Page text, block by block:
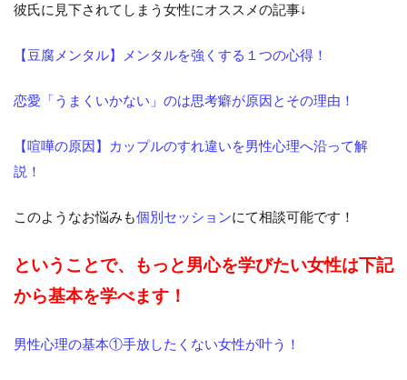
彼氏に見下されてしまう女性にオススメの記事↓
【豆腐メンタル】メンタルを強くする１つの心得！
恋愛「うまくいかない」のは思考癖が原因とその理由！
【喧嘩の原因】カップルのすれ違いを男性心理へ沿って解
説！
このようなお悩みも個別セッションにて相談可能です！
ということで、もっと男心を学びたい女性は下記
から基本を学べます！
男性心理の基本①手放したくない女性が叶う！